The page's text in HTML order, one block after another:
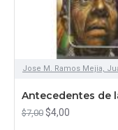
Jose M. Ramos Mejia,
Antecedentes de
$7,00 $4,00